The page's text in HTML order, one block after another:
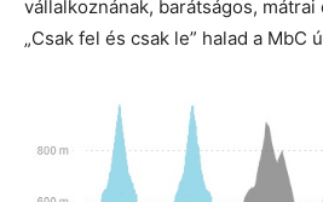
vállalkoznának, barátságos,
„Csak fel és csak le” halad a MbC